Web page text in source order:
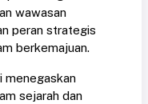
wawasan
peran strategis
berkemajuan.
menegaskan
sejarah dan